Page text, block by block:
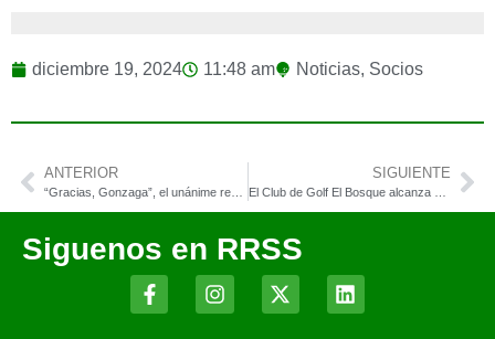
diciembre 19, 2024 11:48 am Noticias, Socios
ANTERIOR
“Gracias, Gonzaga”, el unánime reconocimiento de la Gala del Golf Español 2024
SIGUIENTE
El Club de Golf El Bosque alcanza un crecimiento económico del 14%
Siguenos en RRSS